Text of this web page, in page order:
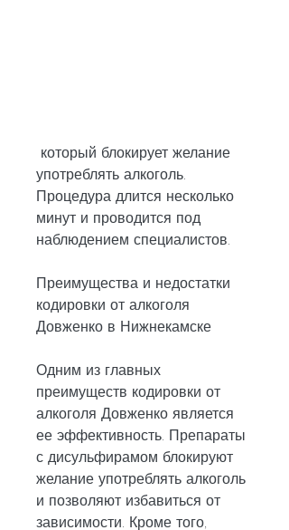
употреблять алкоголь.
Процедура длится несколько
минут и проводится под
наблюдением специалистов.
Преимущества и недостатки
кодировки от алкоголя
Довженко в Нижнекамске
Одним из главных
преимуществ кодировки от
алкоголя Довженко является
ее эффективность. Препараты
с дисульфирамом блокируют
желание употреблять алкоголь
и позволяют избавиться от
зависимости. Кроме того,